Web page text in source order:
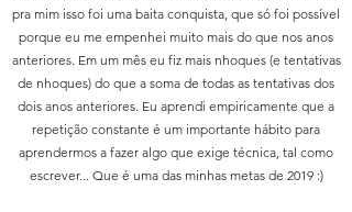
pra mim isso foi uma baita conquista, que só foi possível
porque eu me empenhei muito mais do que nos anos
anteriores. Em um mês eu fiz mais nhoques (e tentativas
de nhoques) do que a soma de todas as tentativas dos
dois anos anteriores. Eu aprendi empiricamente que a
repetição constante é um importante hábito para
aprendermos a fazer algo que exige técnica, tal como
escrever... Que é uma das minhas metas de 2019 :)